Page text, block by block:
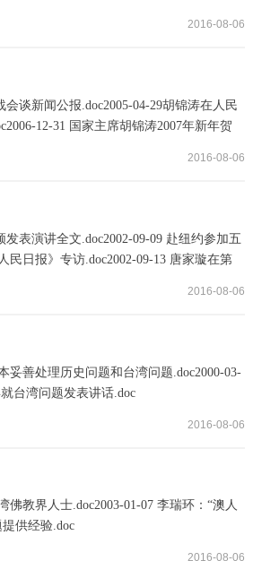
赏 .doc2005-03-28 曾庆红：赞赏挪威政
2016-08-06
谈新闻公报.doc2005-04-29胡锦涛在人民
12-31 国家主席胡锦涛2007年新年贺
中国共产党十七大上的报告（节
同布什通电话
2016-08-06
发表演讲全文.doc2002-09-09 赴纽约参加五
民日报》专访.doc2002-09-13 唐家璇在第
2016-08-06
妥善处理历史问题和台湾问题.doc2000-03-
台湾问题发表讲话.doc
2016-08-06
佛教界人士.doc2003-01-07 李瑞环：“澳人
供经验.doc
2016-08-06